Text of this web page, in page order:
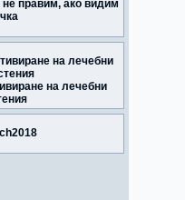
правим, ако видим
на лечебни